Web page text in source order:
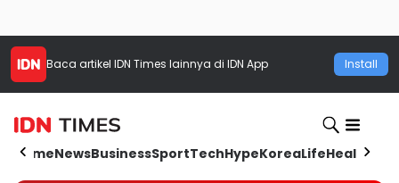
Baca artikel IDN Times lainnya di IDN App Install
HomeNewsBusinessSportTechHypeKoreaLifeHealth